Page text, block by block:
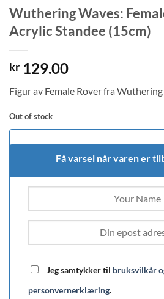
Wuthering Waves:
Acrylic Standee (15cm)
kr 129.00
Figur av Female Rover fra Wuthering
Out of stock
Få varsel når varen er
Jeg samtykker til bruksvilkår
personvernerklæring.